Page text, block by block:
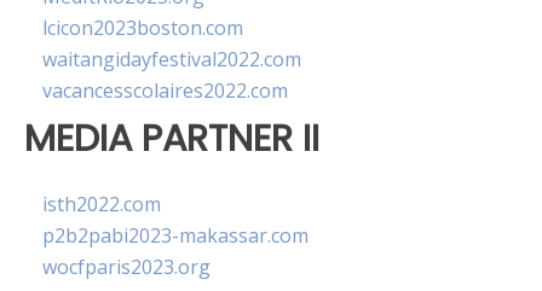
lcicon2023boston.com
waitangidayfestival2022.com
vacancesscolaires2022.com
MEDIA PARTNER II
isth2022.com
p2b2pabi2023-makassar.com
wocfparis2023.org